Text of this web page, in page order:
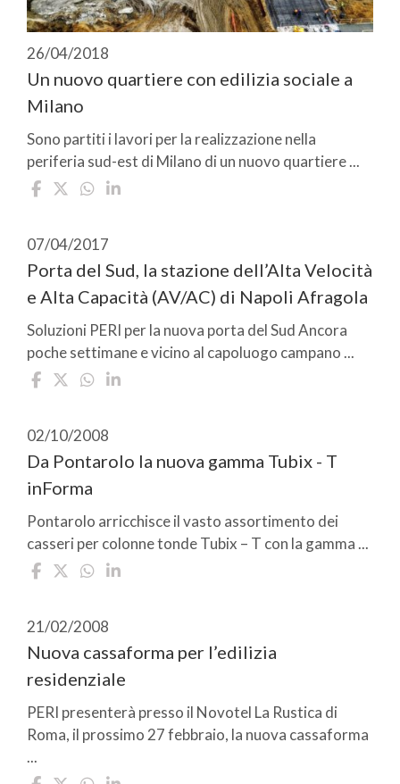
26/04/2018
Un nuovo quartiere con edilizia sociale a
Milano
Sono partiti i lavori per la realizzazione nella
periferia sud-est di Milano di un nuovo quartiere ...
07/04/2017
Porta del Sud, la stazione dell’Alta Velocità
e Alta Capacità (AV/AC) di Napoli Afragola
Soluzioni PERI per la nuova porta del Sud Ancora
poche settimane e vicino al capoluogo campano ...
02/10/2008
Da Pontarolo la nuova gamma Tubix - T
inForma
Pontarolo arricchisce il vasto assortimento dei
casseri per colonne tonde Tubix – T con la gamma ...
21/02/2008
Nuova cassaforma per l’edilizia
residenziale
PERI presenterà presso il Novotel La Rustica di
Roma, il prossimo 27 febbraio, la nuova cassaforma
...